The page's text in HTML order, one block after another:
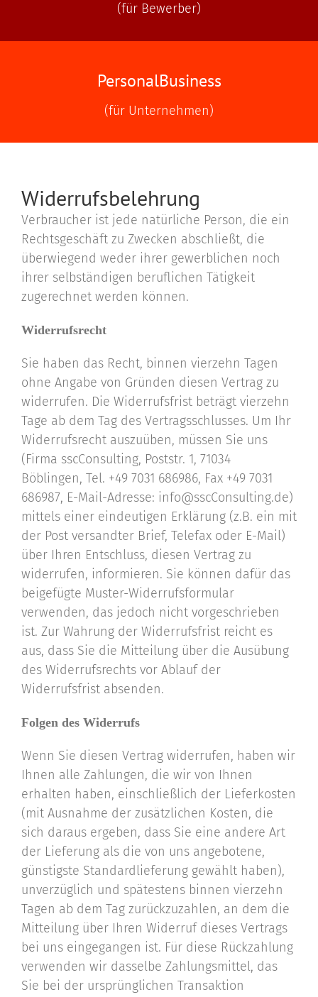
(für Bewerber)
Personal­Business
(für Unternehmen)
Widerrufsbelehrung
Verbraucher ist jede natürliche Person, die ein
Rechtsgeschäft zu Zwecken abschließt, die
überwiegend weder ihrer gewerblichen noch
ihrer selbständigen beruflichen Tätigkeit
zugerechnet werden können.
Widerrufsrecht
Sie haben das Recht, binnen vierzehn Tagen
ohne Angabe von Gründen diesen Vertrag zu
widerrufen. Die Widerrufsfrist beträgt vierzehn
Tage ab dem Tag des Vertragsschlusses. Um Ihr
Widerrufsrecht auszuüben, müssen Sie uns
(Firma sscConsulting, Poststr. 1, 71034
Böblingen, Tel. +49 7031 686986, Fax +49 7031
686987, E-Mail-Adresse: info@sscConsulting.de)
mittels einer eindeutigen Erklärung (z.B. ein mit
der Post versandter Brief, Telefax oder E-Mail)
über Ihren Entschluss, diesen Vertrag zu
widerrufen, informieren. Sie können dafür das
beigefügte Muster-Widerrufsformular
verwenden, das jedoch nicht vorgeschrieben
ist. Zur Wahrung der Widerrufsfrist reicht es
aus, dass Sie die Mitteilung über die Ausübung
des Widerrufsrechts vor Ablauf der
Widerrufsfrist absenden.
Folgen des Widerrufs
Wenn Sie diesen Vertrag widerrufen, haben wir
Ihnen alle Zahlungen, die wir von Ihnen
erhalten haben, einschließlich der Lieferkosten
(mit Ausnahme der zusätzlichen Kosten, die
sich daraus ergeben, dass Sie eine andere Art
der Lieferung als die von uns angebotene,
günstigste Standardlieferung gewählt haben),
unverzüglich und spätestens binnen vierzehn
Tagen ab dem Tag zurückzuzahlen, an dem die
Mitteilung über Ihren Widerruf dieses Vertrags
bei uns eingegangen ist. Für diese Rückzahlung
verwenden wir dasselbe Zahlungsmittel, das
Sie bei der ursprünglichen Transaktion